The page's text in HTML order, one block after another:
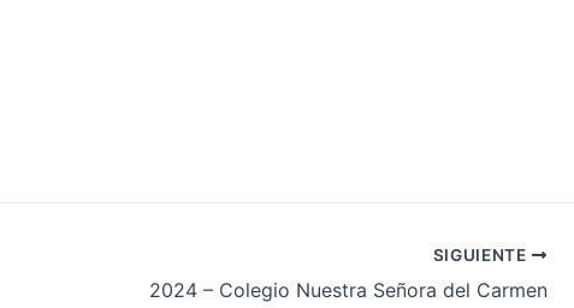
SIGUIENTE
2024 – Colegio Nuestra Señora del Carmen